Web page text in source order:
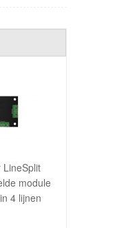
LineSplit
module
4 lijnen